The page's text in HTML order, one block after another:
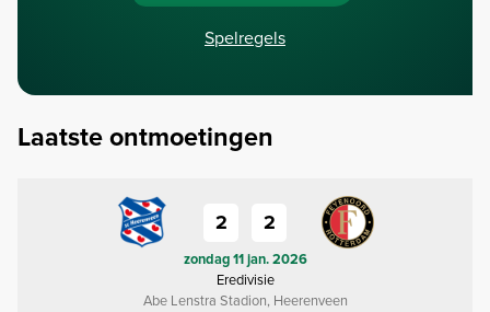
Spelregels
Laatste ontmoetingen
2 2
zondag 11 jan. 2026
Eredivisie
Abe Lenstra Stadion, Heerenveen